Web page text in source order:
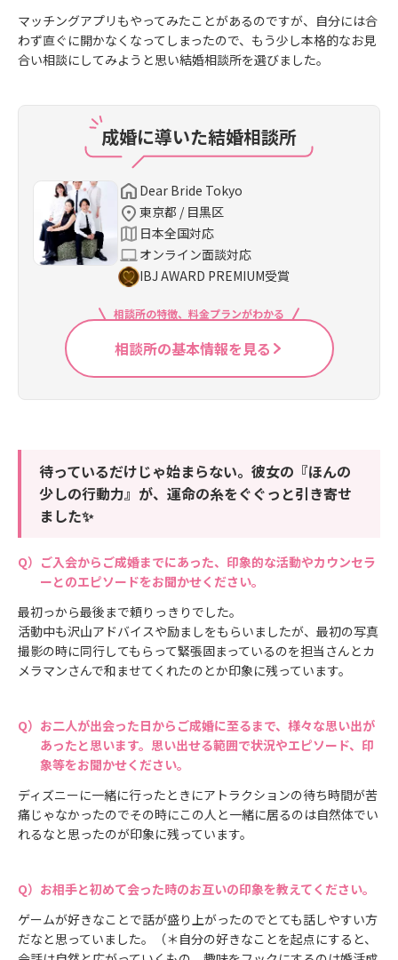
マッチングアプリもやってみたことがあるのですが、自分には合
わず直ぐに開かなくなってしまったので、もう少し本格的なお見
合い相談にしてみようと思い結婚相談所を選びました。
成婚に導いた結婚相談所
Dear Bride Tokyo
東京都 / 目黒区
日本全国対応
オンライン面談対応
IBJ AWARD PREMIUM受賞
相談所の特徴、料金プランがわかる
相談所の基本情報を見る
待っているだけじゃ始まらない。彼女の『ほんの
少しの行動力』が、運命の糸をぐぐっと引き寄せ
ました✨
ご入会からご成婚までにあった、印象的な活動やカウンセラ
ーとのエピソードをお聞かせください。
最初っから最後まで頼りっきりでした。
活動中も沢山アドバイスや励ましをもらいましたが、最初の写真
撮影の時に同行してもらって緊張固まっているのを担当さんとカ
メラマンさんで和ませてくれたのとか印象に残っています。
お二人が出会った日からご成婚に至るまで、様々な思い出が
あったと思います。思い出せる範囲で状況やエピソード、印
象等をお聞かせください。
ディズニーに一緒に行ったときにアトラクションの待ち時間が苦
痛じゃなかったのでその時にこの人と一緒に居るのは自然体でい
れるなと思ったのが印象に残っています。
お相手と初めて会った時のお互いの印象を教えてください。
ゲームが好きなことで話が盛り上がったのでとても話しやすい方
だなと思っていました。（＊自分の好きなことを起点にすると、